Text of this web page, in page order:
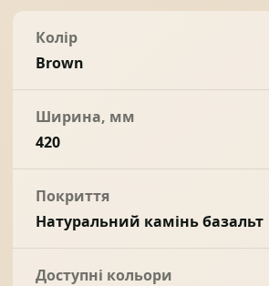
Колір
Brown
Ширина, мм
420
Покриття
Натуральний камінь базальт
Доступні кольори